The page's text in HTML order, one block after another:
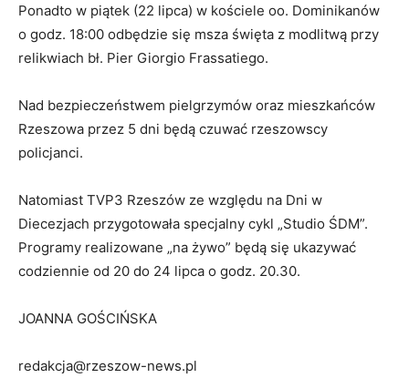
Ponadto w piątek (22 lipca) w kościele oo. Dominikanów
o godz. 18:00 odbędzie się msza święta z modlitwą przy
relikwiach bł. Pier Giorgio Frassatiego.
Nad bezpieczeństwem pielgrzymów oraz mieszkańców
Rzeszowa przez 5 dni będą czuwać rzeszowscy
policjanci.
Natomiast TVP3 Rzeszów ze względu na Dni w
Diecezjach przygotowała specjalny cykl „Studio ŚDM”.
Programy realizowane „na żywo” będą się ukazywać
codziennie od 20 do 24 lipca o godz. 20.30.
JOANNA GOŚCIŃSKA
redakcja@rzeszow-news.pl